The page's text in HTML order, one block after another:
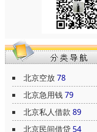
北京空放78
北京急用钱79
北京私人借款 89
北京民间借贷 54